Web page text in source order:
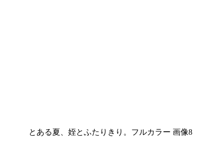
とある夏、姪とふたりきり。フルカラー 画像8